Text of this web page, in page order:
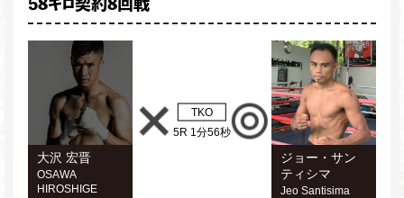
58キロ契約8回戦
大沢 宏晋
OSAWA
HIROSHIGE
TKO
5R 1分56秒
ジョー・サン
ティシマ
Jeo Santisima